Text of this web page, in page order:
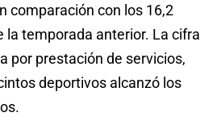
comparación con los 16,2
la temporada anterior. La cifra
por prestación de servicios,
deportivos alcanzó los